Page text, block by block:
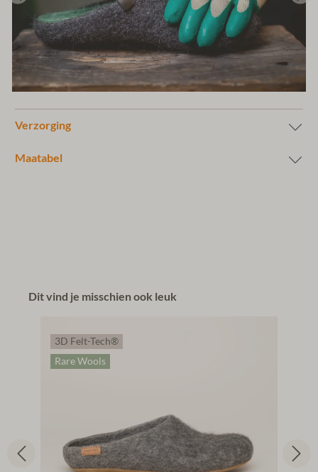
Verzorging
Maatabel
Dit vind je misschien ook leuk
3D Felt-Tech®
Rare Wools